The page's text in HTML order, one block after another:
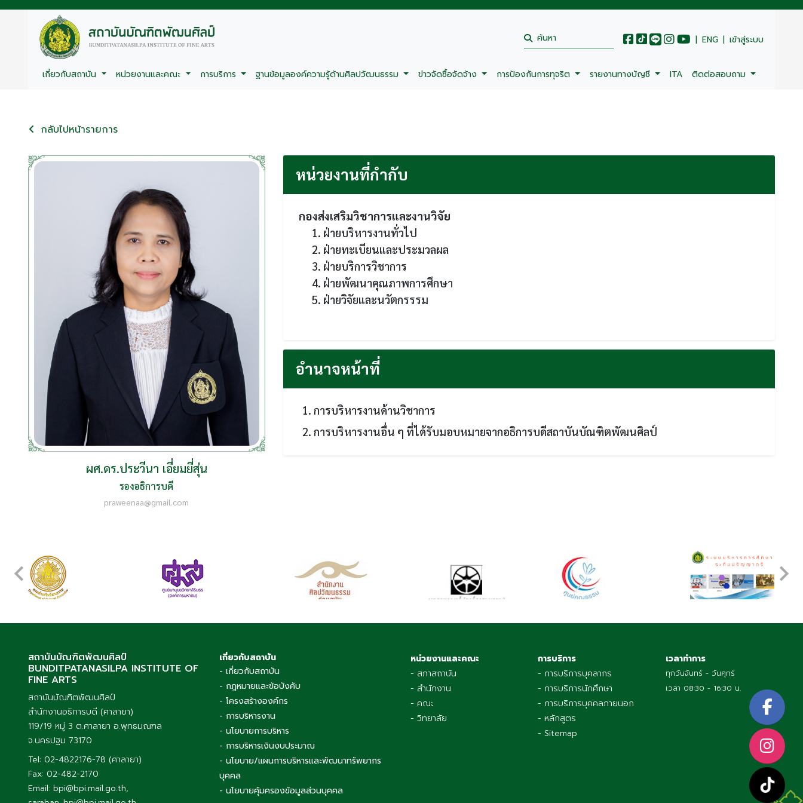
| ENG | เข้าสู่ระบบ
เกี่ยวกับสถาบัน หน่วยงานและคณะ การบริการ ฐานข้อมูลองค์ความรู้ด้านศิลปวัฒนธรรม ข่าวจัดซื้อจัดจ้าง การป้องกันการทุจริต รายงานทางบัญชี ITA ติดต่อสอบถาม
กลับไปหน้ารายการ
ผศ.ดร.ประวีนา เอี่ยมยี่สุ่น
รองอธิการบดี
praweenaa@gmail.com
หน่วยงานที่กำกับ
กองส่งเสริมวิชาการและงานวิจัย
1. ฝ่ายบริหารงานทั่วไป
2. ฝ่ายทะเบียนและประมวลผล
3. ฝ่ายบริการวิชาการ
4. ฝ่ายพัฒนาคุณภาพการศึกษา
5. ฝ่ายวิจัยและนวัตกรรรม
อำนาจหน้าที่
1. การบริหารงานด้านวิชาการ
2. การบริหารงานอื่น ๆ ที่ได้รับมอบหมายจากอธิการบดีสถาบันบัณฑิตพัฒนศิลป์
สถาบันบัณฑิตพัฒนศิลป์
BUNDITPATANASILPA INSTITUTE OF
FINE ARTS
สถาบันบัณฑิตพัฒนศิลป์
สำนักงานอธิการบดี (ศาลายา)
119/19 หมู่ 3 ต.ศาลายา อ.พุทธมณฑล
จ.นครปฐม 73170
Tel: 02-4822176-78 (ศาลายา)
Fax: 02-482-2170
Email: bpi@bpi.mail.go.th,
เกี่ยวกับสถาบัน
- เกี่ยวกับสถาบัน
- กฎหมายและข้อบังคับ
- โครงสร้างองค์กร
- การบริหารงาน
- นโยบายการบริหาร
- การบริหารเงินงบประมาณ
- นโยบาย/แผนการบริหารและพัฒนาทรัพยากร
บุคคล
- นโยบายคุ้มครองข้อมูลส่วนบุคคล
หน่วยงานและคณะ
- สภาสถาบัน
- สำนักงาน
- คณะ
- วิทยาลัย
การบริการ
- การบริการบุคลากร
- การบริการนักศึกษา
- การบริการบุคคลภายนอก
- หลักสูตร
- Sitemap
เวลาทำการ
ทุกวันจันทร์ - วันศุกร์
เวลา 08:30 - 16:30 น.